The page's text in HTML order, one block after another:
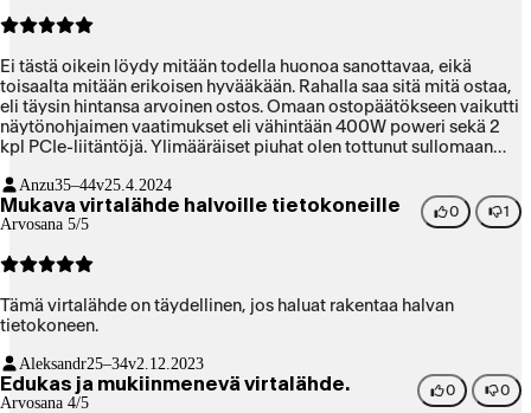
Ei tästä oikein löydy mitään todella huonoa sanottavaa, eikä
toisaalta mitään erikoisen hyvääkään. Rahalla saa sitä mitä ostaa,
eli täysin hintansa arvoinen ostos. Omaan ostopäätökseen vaikutti
näytönohjaimen vaatimukset eli vähintään 400W poweri sekä 2
kpl PCIe-liitäntöjä. Ylimääräiset piuhat olen tottunut sullomaan
Hieman pääsi yllättämään CPU-virtajohdon lyhyys, joka juuri ja
juuri ylettyi midikokoisessa kotelossa emolevyn vasempaan
ylänurkkaan. (Ko. kotelossa poweri on alhaalla.) Tämän sai tilattua
Anzu35–44v25.4.2024
Mukava virtalähde halvoille tietokoneille
Arvosana 5/5
0 1
Tämä virtalähde on täydellinen, jos haluat rakentaa halvan
tietokoneen.
Aleksandr25–34v2.12.2023
Edukas ja mukiinmenevä virtalähde.
Arvosana 4/5
0 0